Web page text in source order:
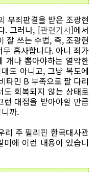
무죄판결을 받은 조광현
. 그러나, [관련기사]에서
잘 쓰는 수법, 즉, 조광현
흡사합니다. 아니 죄가
개나 뽑아야하는 열악한
도 아니고, 그냥 복도에
타민 B 부족으로 팔 다리
도 회복되지 않는 상태로
런 대접을 받아야할 만큼
까.
리 주 필리핀 한국대사관
미에 이런 내용이 있습니